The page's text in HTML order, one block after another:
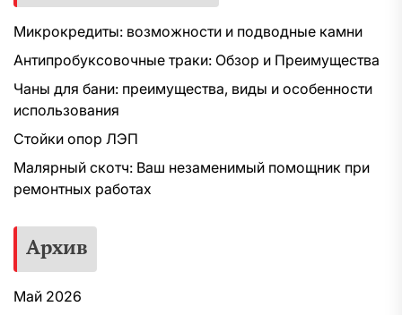
Микрокредиты: возможности и подводные камни
Антипробуксовочные траки: Обзор и Преимущества
Чаны для бани: преимущества, виды и особенности
использования
Стойки опор ЛЭП
Малярный скотч: Ваш незаменимый помощник при
ремонтных работах
Архив
Май 2026